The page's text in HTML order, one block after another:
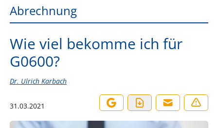
Abrechnung
Wie viel bekomme ich für
G0600?
Dr. Ulrich Karbach
31.03.2021